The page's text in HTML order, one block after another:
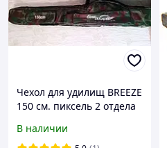
Чехол для удилищ BREEZE
150 см. пиксель 2 отдела
В наличии